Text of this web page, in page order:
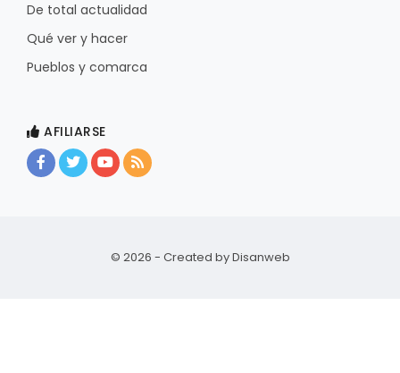
De total actualidad
Qué ver y hacer
Pueblos y comarca
AFILIARSE
© 2026 - Created byDisanweb